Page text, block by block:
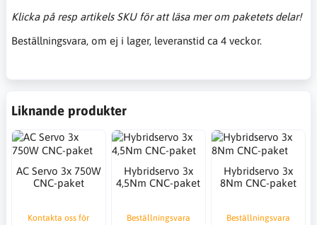
Klicka på resp artikels SKU för att läsa mer om paketets delar!
Beställningsvara, om ej i lager, leveranstid ca 4 veckor.
Liknande produkter
AC Servo 3x 750W
CNC-paket
Kontakta oss för
Hybridservo 3x
4,5Nm CNC-paket
Beställningsvara
Hybridservo 3x
8Nm CNC-paket
Beställningsvara